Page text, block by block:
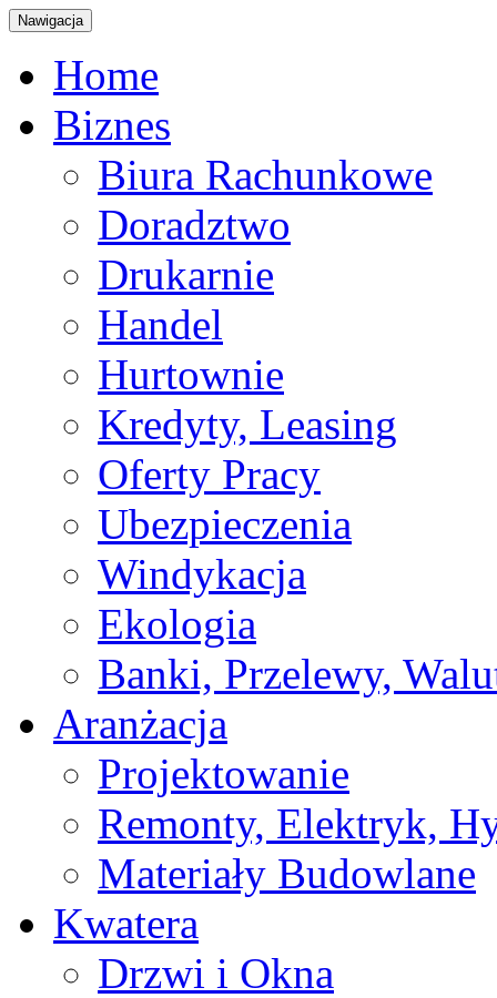
Nawigacja
Home
Biznes
Biura Rachunkowe
Doradztwo
Drukarnie
Handel
Hurtownie
Kredyty, Leasing
Oferty Pracy
Ubezpieczenia
Windykacja
Ekologia
Banki, Przelewy,
Aranżacja
Projektowanie
Remonty, Elektryk,
Materiały Budowlane
Kwatera
Drzwi i Okna